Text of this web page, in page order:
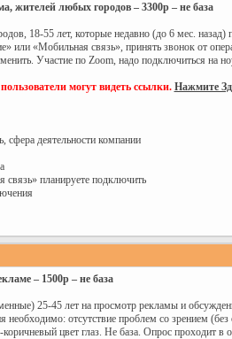
жителей любых городов – 3300р – не база
18-55 лет, которые недавно (до 6 мес. назад)
или «Мобильная связь», принять звонок от
Участие по Zoom, надо подключиться на
могут видеть ссылки. Нажмите
сфера деятельности компании
планируете подключить
– 1500р – не база
25-45 лет на просмотр рекламы и
необходимо: отсутствие проблем со зрением
цвет глаз. Не база. Опрос проходит